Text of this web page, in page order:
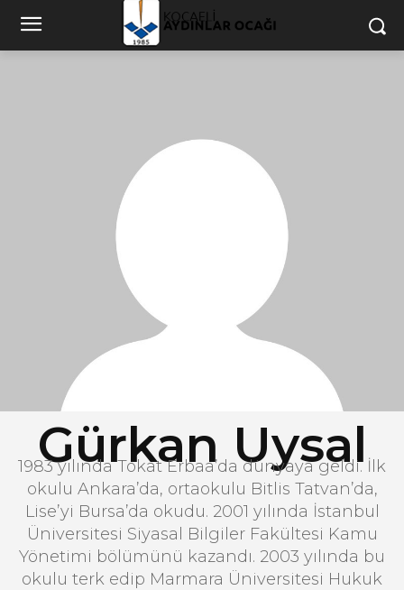
Gürkan Uysal
1983 yılında Tokat Erbaa’da dünyaya geldi. İlk
okulu Ankara’da, ortaokulu Bitlis Tatvan’da,
Lise’yi Bursa’da okudu. 2001 yılında İstanbul
Üniversitesi Siyasal Bilgiler Fakültesi Kamu
Yönetimi bölümünü kazandı. 2003 yılında bu
okulu terk edip Marmara Üniversitesi Hukuk